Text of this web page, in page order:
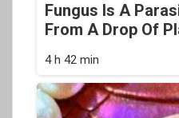
Fungus Is A
From A Drop Of
4 h 42 min